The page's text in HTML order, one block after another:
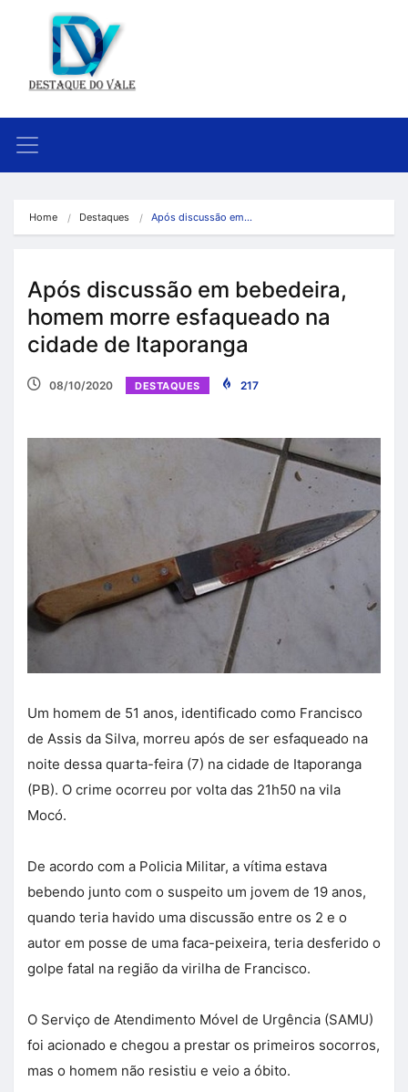
Home Destaques Após discussão em…
Após discussão em bebedeira,
homem morre esfaqueado na
cidade de Itaporanga
08/10/2020 DESTAQUES 217
Um homem de 51 anos, identificado como Francisco
de Assis da Silva, morreu após de ser esfaqueado na
noite dessa quarta-feira (7) na cidade de Itaporanga
(PB). O crime ocorreu por volta das 21h50 na vila
Mocó.
De acordo com a Policia Militar, a vítima estava
bebendo junto com o suspeito um jovem de 19 anos,
quando teria havido uma discussão entre os 2 e o
autor em posse de uma faca-peixeira, teria desferido o
golpe fatal na região da virilha de Francisco.
O Serviço de Atendimento Móvel de Urgência (SAMU)
foi acionado e chegou a prestar os primeiros socorros,
mas o homem não resistiu e veio a óbito.